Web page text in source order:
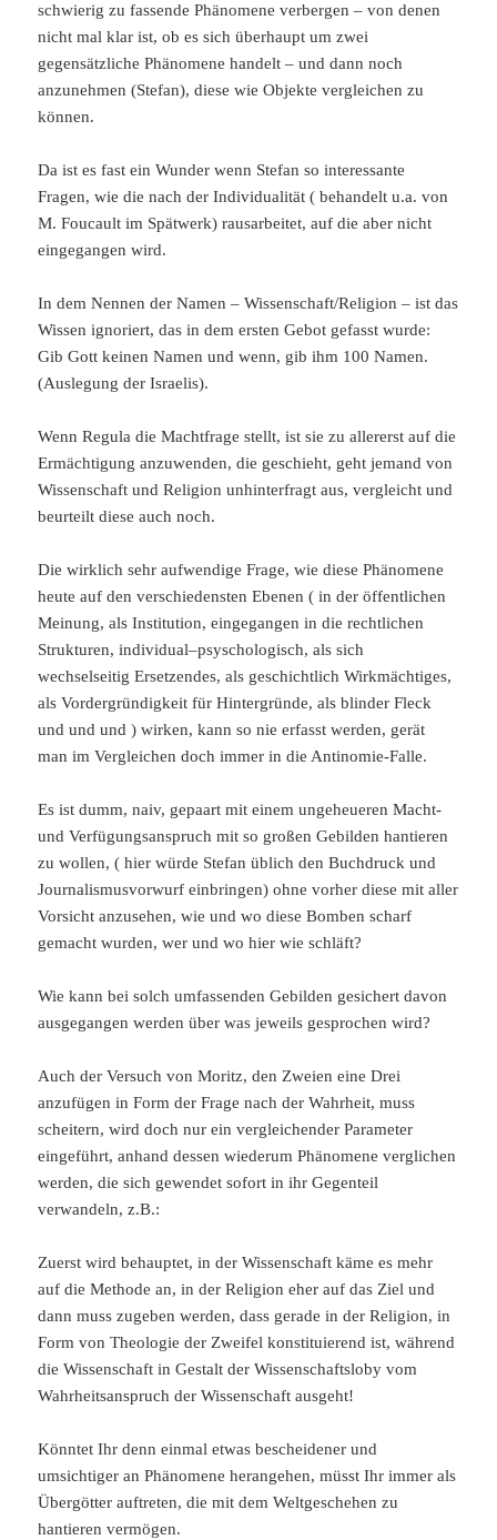
schwierig zu fassende Phänomene verbergen – von denen
nicht mal klar ist, ob es sich überhaupt um zwei
gegensätzliche Phänomene handelt – und dann noch
anzunehmen (Stefan), diese wie Objekte vergleichen zu
können.
Da ist es fast ein Wunder wenn Stefan so interessante
Fragen, wie die nach der Individualität ( behandelt u.a. von
M. Foucault im Spätwerk) rausarbeitet, auf die aber nicht
eingegangen wird.
In dem Nennen der Namen – Wissenschaft/Religion – ist das
Wissen ignoriert, das in dem ersten Gebot gefasst wurde:
Gib Gott keinen Namen und wenn, gib ihm 100 Namen.
(Auslegung der Israelis).
Wenn Regula die Machtfrage stellt, ist sie zu allererst auf die
Ermächtigung anzuwenden, die geschieht, geht jemand von
Wissenschaft und Religion unhinterfragt aus, vergleicht und
beurteilt diese auch noch.
Die wirklich sehr aufwendige Frage, wie diese Phänomene
heute auf den verschiedensten Ebenen ( in der öffentlichen
Meinung, als Institution, eingegangen in die rechtlichen
Strukturen, individual–psyschologisch, als sich
wechselseitig Ersetzendes, als geschichtlich Wirkmächtiges,
als Vordergründigkeit für Hintergründe, als blinder Fleck
und und und ) wirken, kann so nie erfasst werden, gerät
man im Vergleichen doch immer in die Antinomie-Falle.
Es ist dumm, naiv, gepaart mit einem ungeheueren Macht-
und Verfügungsanspruch mit so großen Gebilden hantieren
zu wollen, ( hier würde Stefan üblich den Buchdruck und
Journalismusvorwurf einbringen) ohne vorher diese mit aller
Vorsicht anzusehen, wie und wo diese Bomben scharf
gemacht wurden, wer und wo hier wie schläft?
Wie kann bei solch umfassenden Gebilden gesichert davon
ausgegangen werden über was jeweils gesprochen wird?
Auch der Versuch von Moritz, den Zweien eine Drei
anzufügen in Form der Frage nach der Wahrheit, muss
scheitern, wird doch nur ein vergleichender Parameter
eingeführt, anhand dessen wiederum Phänomene verglichen
werden, die sich gewendet sofort in ihr Gegenteil
verwandeln, z.B.:
Zuerst wird behauptet, in der Wissenschaft käme es mehr
auf die Methode an, in der Religion eher auf das Ziel und
dann muss zugeben werden, dass gerade in der Religion, in
Form von Theologie der Zweifel konstituierend ist, während
die Wissenschaft in Gestalt der Wissenschaftsloby vom
Wahrheitsanspruch der Wissenschaft ausgeht!
Könntet Ihr denn einmal etwas bescheidener und
umsichtiger an Phänomene herangehen, müsst Ihr immer als
Übergötter auftreten, die mit dem Weltgeschehen zu
hantieren vermögen.